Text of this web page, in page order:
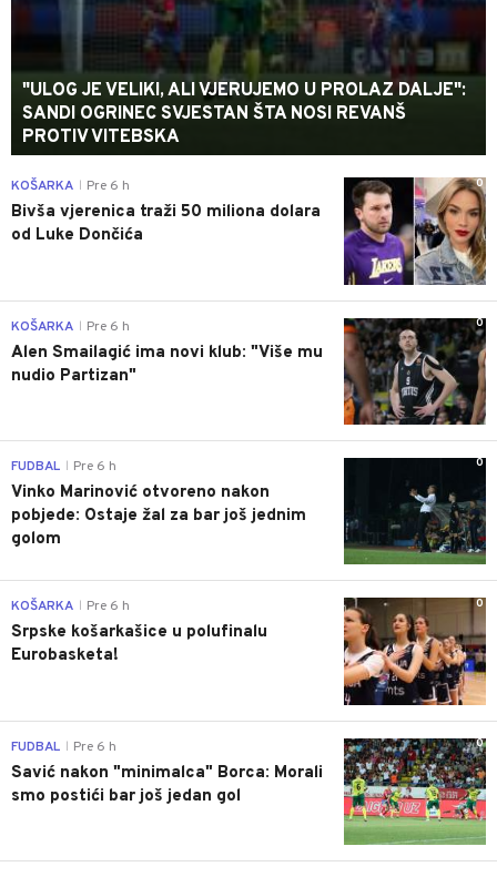
"ULOG JE VELIKI, ALI VJERUJEMO U PROLAZ DALJE":
SANDI OGRINEC SVJESTAN ŠTA NOSI REVANŠ
PROTIV VITEBSKA
0
KOŠARKA Pre 6 h
Bivša vjerenica traži 50 miliona dolara
od Luke Dončića
0
KOŠARKA Pre 6 h
Alen Smailagić ima novi klub: "Više mu
nudio Partizan"
0
FUDBAL Pre 6 h
Vinko Marinović otvoreno nakon
pobjede: Ostaje žal za bar još jednim
golom
0
KOŠARKA Pre 6 h
Srpske košarkašice u polufinalu
Eurobasketa!
0
FUDBAL Pre 6 h
Savić nakon "minimalca" Borca: Morali
smo postići bar još jedan gol